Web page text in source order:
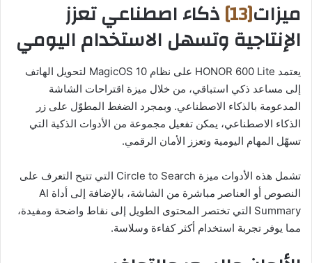
ميزات[13] ذكاء اصطناعي تعزز
الإنتاجية وتسهل الاستخدام اليومي
يعتمد HONOR 600 Lite على نظام MagicOS 10 لتحويل الهاتف
إلى مساعد ذكي استباقي، من خلال ميزة اقتراحات الشاشة
المدعومة بالذكاء الاصطناعي. وبمجرد الضغط المطوّل على زر
الذكاء الاصطناعي، يمكن تفعيل مجموعة من الأدوات الذكية التي
تسهّل المهام اليومية وتعزز الأمان الرقمي.
تشمل هذه الأدوات ميزة Circle to Search التي تتيح التعرف على
النصوص أو العناصر مباشرة من الشاشة، بالإضافة إلى أداة AI
Summary التي تختصر المحتوى الطويل إلى نقاط واضحة ومفيدة،
مما يوفر تجربة استخدام أكثر كفاءة وسلاسة.